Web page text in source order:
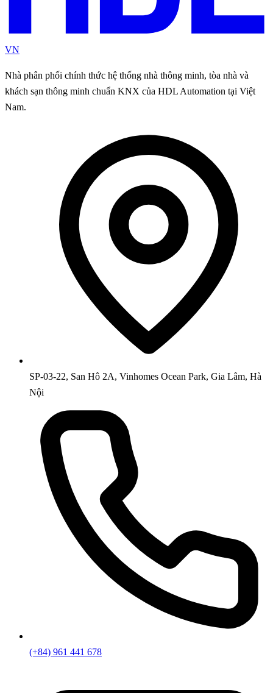
VN
Nhà phân phối chính thức hệ thống nhà thông minh, tòa nhà và
khách sạn thông minh chuẩn KNX của HDL Automation tại Việt
Nam.
SP-03-22, San Hô 2A, Vinhomes Ocean Park, Gia Lâm, Hà
Nội
(+84) 961 441 678